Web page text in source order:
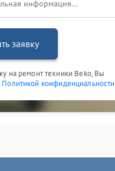
заявку
на ремонт техники Beko, Вы
Политикой конфиденциальности